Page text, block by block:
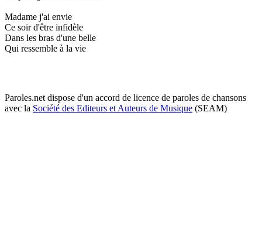
Madame j'ai envie
Ce soir d'être infidèle
Dans les bras d'une belle
Qui ressemble à la vie
Paroles.net dispose d'un accord de licence de paroles de chansons
avec la Société des Editeurs et Auteurs de Musique (SEAM)